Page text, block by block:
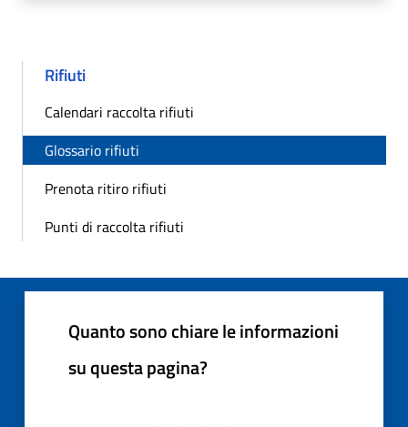
Rifiuti
Calendari raccolta rifiuti
Glossario rifiuti
Prenota ritiro rifiuti
Punti di raccolta rifiuti
Quanto sono chiare le informazioni
su questa pagina?